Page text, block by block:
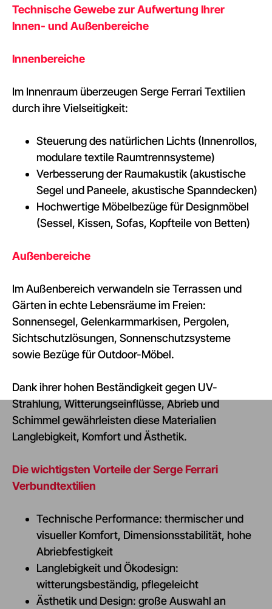
Technische Gewebe zur Aufwertung Ihrer
Innen- und Außenbereiche
Innenbereiche
Im Innenraum überzeugen Serge Ferrari Textilien
durch ihre Vielseitigkeit:
Steuerung des natürlichen Lichts (Innenrollos,
modulare textile Raumtrennsysteme)
Verbesserung der Raumakustik (akustische
Segel und Paneele, akustische Spanndecken)
Hochwertige Möbelbezüge für Designmöbel
(Sessel, Kissen, Sofas, Kopfteile von Betten)
Außenbereiche
Im Außenbereich verwandeln sie Terrassen und
Gärten in echte Lebensräume im Freien:
Sonnensegel, Gelenkarmmarkisen, Pergolen,
Sichtschutzlösungen, Sonnenschutzsysteme
sowie Bezüge für Outdoor-Möbel.
Dank ihrer hohen Beständigkeit gegen UV-
Strahlung, Witterungseinflüsse, Abrieb und
Schimmel gewährleisten diese Materialien
Langlebigkeit, Komfort und Ästhetik.
Die wichtigsten Vorteile der Serge Ferrari
Verbundtextilien
Technische Performance: thermischer und
visueller Komfort, Dimensionsstabilität, hohe
Abriebfestigkeit
Langlebigkeit und Ökodesign:
witterungsbeständig, pflegeleicht
Ästhetik und Design: große Auswahl an